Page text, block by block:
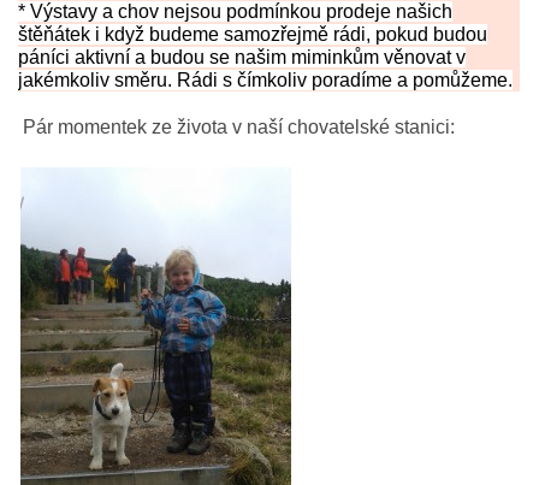
ARCHIV NOVINEK
© 2026 eStránky.cz
* Výstavy a chov nejsou podmínkou prodeje našich
štěňátek i když budeme samozřejmě rádi, pokud budou
páníci aktivní a budou se našim miminkům věnovat v
jakémkoliv směru. Rádi s čímkoliv poradíme a pomůžeme.
Pár momentek ze života v naší chovatelské stanici: